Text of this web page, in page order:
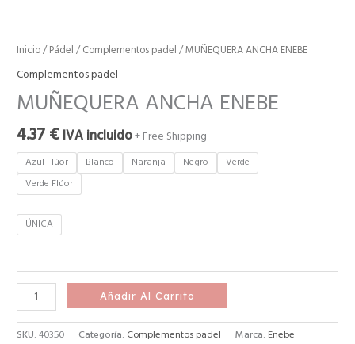
Inicio/Pádel /Complementos padel / MUÑEQUERA ANCHA ENEBE
Complementos padel
MUÑEQUERA ANCHA ENEBE
4.37€ IVA incluido+ Free Shipping
Azul Flúor Blanco Naranja Negro
Verde
Verde Flúor
ÚNICA
Añadir Al Carrito
SKU:40350 Categoría: Complementos padel Marca: Enebe